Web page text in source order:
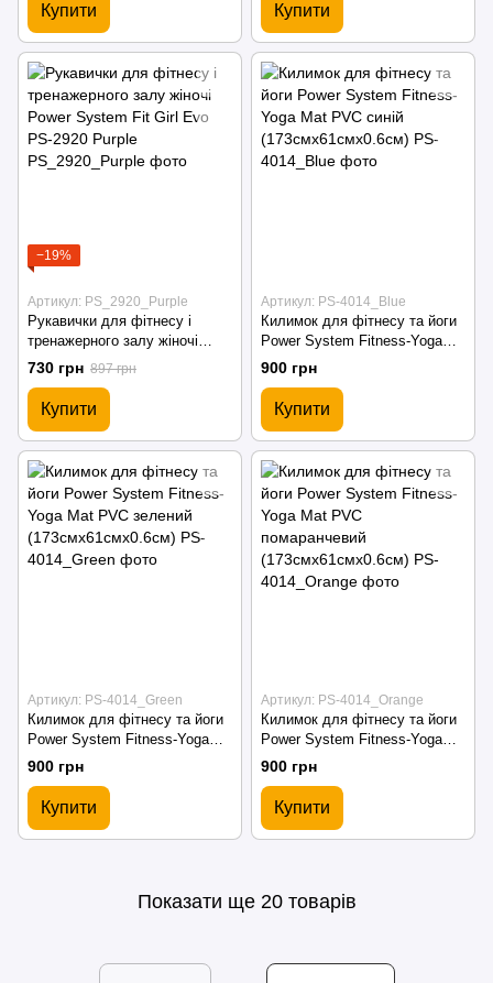
Купити Купити
−19%
Артикул: PS_2920_Purple
Рукавички для фітнесу і
тренажерного залу жіночі
Power System Fit Girl Evo PS-
2920 Purple
730 грн 897 грн
Купити
Артикул: PS-4014_Blue
Килимок для фітнесу та йоги
Power System Fitness-Yoga
Mat PVC синій
(173смx61смx0.6см)
900 грн
Купити
Артикул: PS-4014_Green
Килимок для фітнесу та йоги
Power System Fitness-Yoga
Mat PVC зелений
(173смx61смx0.6см)
900 грн
Купити
Артикул: PS-4014_Orange
Килимок для фітнесу та йоги
Power System Fitness-Yoga
Mat PVC помаранчевий
(173смx61смx0.6см)
900 грн
Купити
Показати ще 20 товарів